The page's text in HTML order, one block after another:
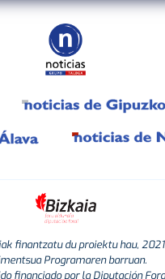
finantzatu du proiektu hau,
Programaren barruan.
financiado por la Diputación